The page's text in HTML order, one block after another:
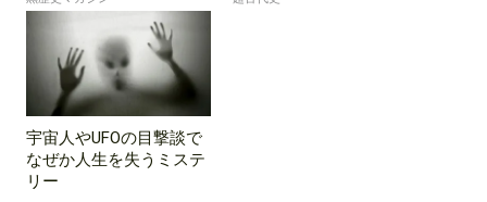
宇宙人やUFOの目撃談で
なぜか人生を失うミステ
リー